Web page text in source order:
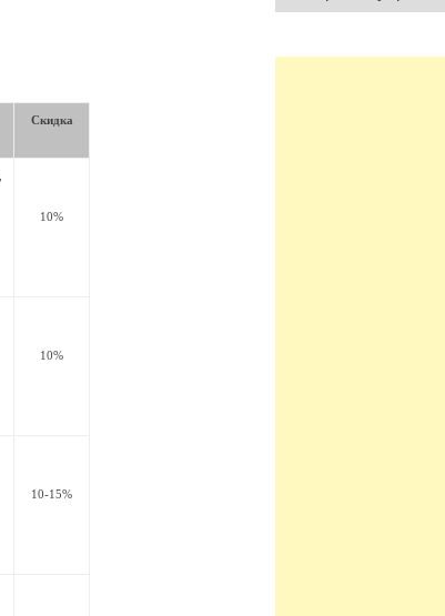
Скидка
10%
10%
10-15%